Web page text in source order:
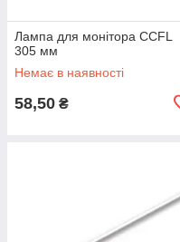
Лампа для монітора CCFL
305 мм
Немає в наявності
58,50 ₴